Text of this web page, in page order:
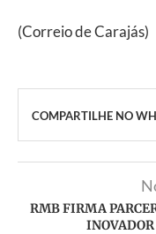
(Correio de Carajás)
COMPARTILHE NO
RMB FIRMA